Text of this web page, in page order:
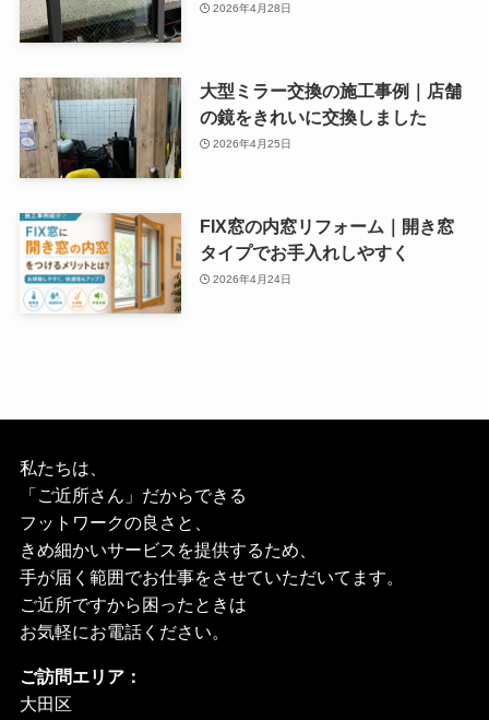
2026年4月28日
大型ミラー交換の施工事例｜店舗
の鏡をきれいに交換しました
2026年4月25日
FIX窓の内窓リフォーム｜開き窓
タイプでお手入れしやすく
2026年4月24日
私たちは、
「ご近所さん」だからできる
フットワークの良さと、
きめ細かいサービスを提供するため、
手が届く範囲でお仕事をさせていただいてます。
ご近所ですから困ったときは
お気軽にお電話ください。
ご訪問エリア：
大田区